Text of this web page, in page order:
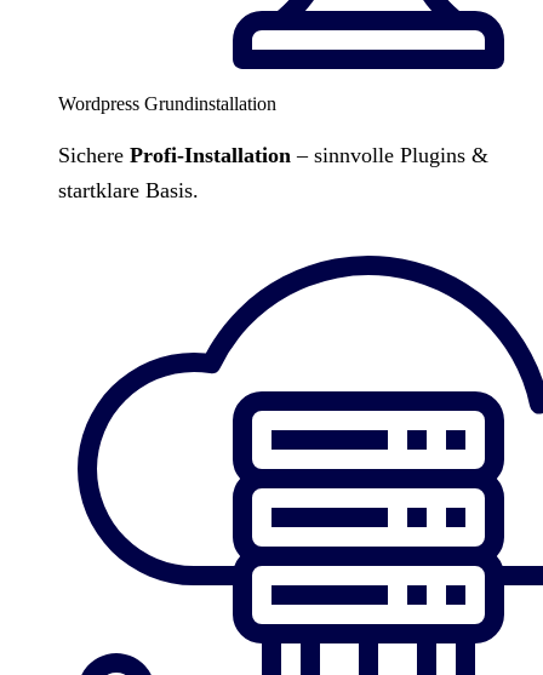
Wordpress Grundinstallation
Sichere Profi-Installation – sinnvolle Plugins &
startklare Basis.